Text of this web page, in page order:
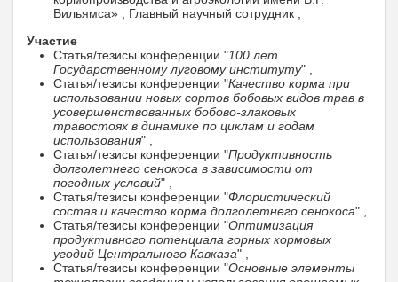
Вильямса» , Главный научный сотрудник ,
Участие
Статья/тезисы конференции "100 лет
Государственному луговому институту" ,
Статья/тезисы конференции "Качество корма при
использовании новых сортов бобовых видов трав в
усовершенствованных бобово-злаковых
травостоях в динамике по циклам и годам
использования" ,
Статья/тезисы конференции "Продуктивность
долголетнего сенокоса в зависимости от
погодных условий" ,
Статья/тезисы конференции "Флористический
состав и качество корма долголетнего сенокоса" ,
Статья/тезисы конференции "Оптимизация
продуктивного потенциала горных кормовых
угодий Центрального Кавказа" ,
Статья/тезисы конференции "Основные элементы